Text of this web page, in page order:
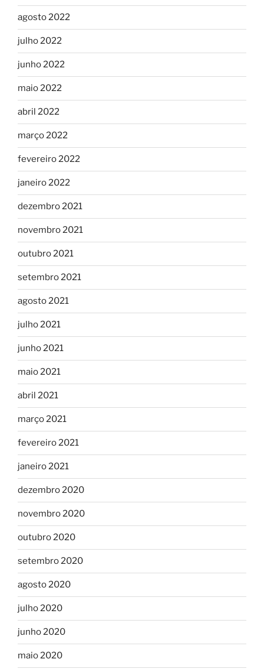
agosto 2022
julho 2022
junho 2022
maio 2022
abril 2022
março 2022
fevereiro 2022
janeiro 2022
dezembro 2021
novembro 2021
outubro 2021
setembro 2021
agosto 2021
julho 2021
junho 2021
maio 2021
abril 2021
março 2021
fevereiro 2021
janeiro 2021
dezembro 2020
novembro 2020
outubro 2020
setembro 2020
agosto 2020
julho 2020
junho 2020
maio 2020